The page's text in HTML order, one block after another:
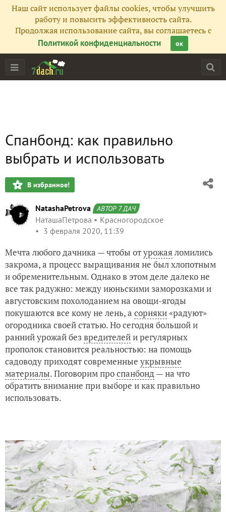
Наш сайт использует файлы cookies, чтобы улучшить
работу и повысить эффективность сайта.
Продолжая использование сайта, вы соглашаетесь с
Политикой конфиденциальности
ок
Спанбонд: как правильно
выбрать и использовать
В избранное!
NatashaPetrova АВТОР 7 ДАЧ
НаташаПетрова
Красногородское
3 февраля 2020, 11:39
Мечта любого дачника — чтобы отурожаяломились
закрома, а процесс выращивания не был хлопотным
и обременительным. Однако в этом деле далеко не
все так радужно: между июньскими заморозками и
августовским похолоданием на овощи-ягоды
покушаются все кому не лень, а сорняки«радуют»
огородника своей статью. Но сегодня большой и
ранний урожай без вредителейи регулярных
прополок становится реальностью: на помощь
садоводу приходят современные укрывные
материалы. Поговорим проспанбонд— на что
обратить внимание при выборе и как правильно
использовать.